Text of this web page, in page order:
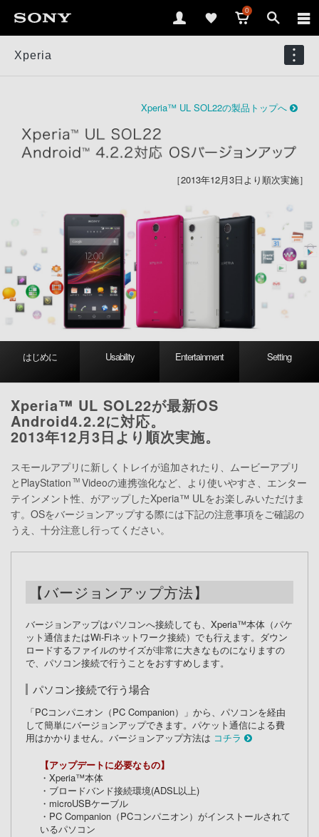
0
Xperia
Xperia™ UL SOL22の製品トップへ
［2013年12月3日より順次実施］
はじめに Usability Entertainment Setting
Xperia™ UL SOL22が最新OS
Android4.2.2に対応。
2013年12月3日より順次実施。
スモールアプリに新しくトレイが追加されたり、ムービーアプリ
とPlayStation TM Videoの連携強化など、より使いやすさ、エンター
テインメント性、がアップしたXperia™ ULをお楽しみいただけま
す。OSをバージョンアップする際には下記の注意事項をご確認の
うえ、十分注意し行ってください。
【バージョンアップ方法】
バージョンアップはパソコンへ接続しても、Xperia™本体（パケ
ット通信またはWi-Fiネットワーク接続）でも行えます。ダウン
ロードするファイルのサイズが非常に大きなものになりますの
で、パソコン接続で行うことをおすすめします。
パソコン接続で行う場合
「PCコンパニオン（PC Companion）」から、パソコンを経由
して簡単にバージョンアップできます。パケット通信による費
用はかかりません。バージョンアップ方法は コチラ
【アップデートに必要なもの】
・Xperia™本体
・ブロードバンド接続環境(ADSL以上)
・microUSBケーブル
・PC Companion（PCコンパニオン）がインストールされて
いるパソコン